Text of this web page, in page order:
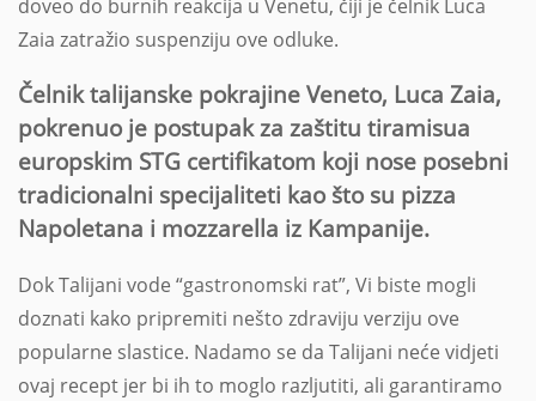
doveo do burnih reakcija u Venetu, čiji je čelnik Luca
Zaia zatražio suspenziju ove odluke.
Čelnik talijanske pokrajine Veneto, Luca Zaia,
pokrenuo je postupak za zaštitu tiramisua
europskim STG certifikatom koji nose posebni
tradicionalni specijaliteti kao što su pizza
Napoletana i mozzarella iz Kampanije.
Dok Talijani vode “gastronomski rat”, Vi biste mogli
doznati kako pripremiti nešto zdraviju verziju ove
popularne slastice. Nadamo se da Talijani neće vidjeti
ovaj recept jer bi ih to moglo razljutiti, ali garantiramo